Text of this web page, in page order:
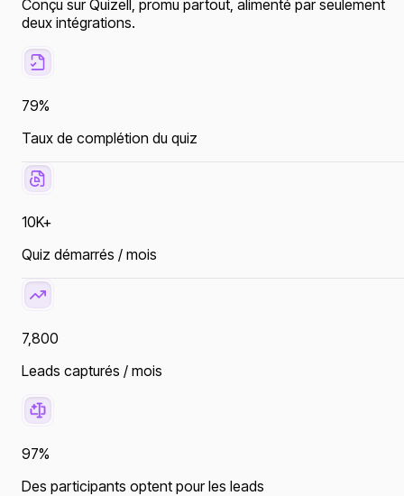
Conçu sur Quizell, promu partout, alimenté par seulement
deux intégrations.
79%
Taux de complétion du quiz
10K+
Quiz démarrés / mois
7,800
Leads capturés / mois
97%
Des participants optent pour les leads